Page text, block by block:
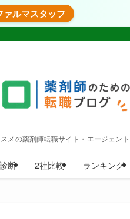
ァルマスタッフ
の薬剤師転職サイト・エージェン
断 2社比較 ランキング